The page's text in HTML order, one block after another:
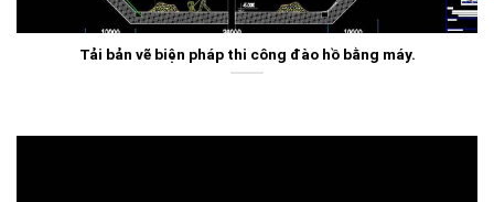
Tải bản vẽ biện pháp thi công đào hồ bằng máy.